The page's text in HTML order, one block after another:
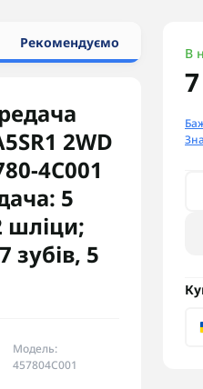
Рекомендуємо
2WD
4C001
5
шліци;
зубів, 5
Модель:
457804C001
В